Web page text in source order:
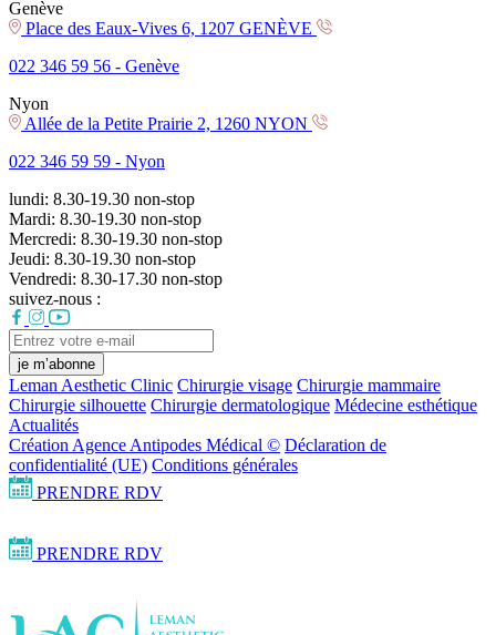
Genève
Place des Eaux-Vives 6, 1207 GENÈVE
022 346 59 56 - Genève
Nyon
Allée de la Petite Prairie 2, 1260 NYON
022 346 59 59 - Nyon
lundi: 8.30-19.30 non-stop
Mardi: 8.30-19.30 non-stop
Mercredi: 8.30-19.30 non-stop
Jeudi: 8.30-19.30 non-stop
Vendredi: 8.30-17.30 non-stop
suivez-nous :
je m’abonne
Leman Aesthetic Clinic Chirurgie visage Chirurgie mammaire
Chirurgie silhouette Chirurgie dermatologique Médecine esthétique
Actualités
Création Agence Antipodes Médical © Déclaration de
confidentialité (UE) Conditions générales
PRENDRE RDV
PRENDRE RDV